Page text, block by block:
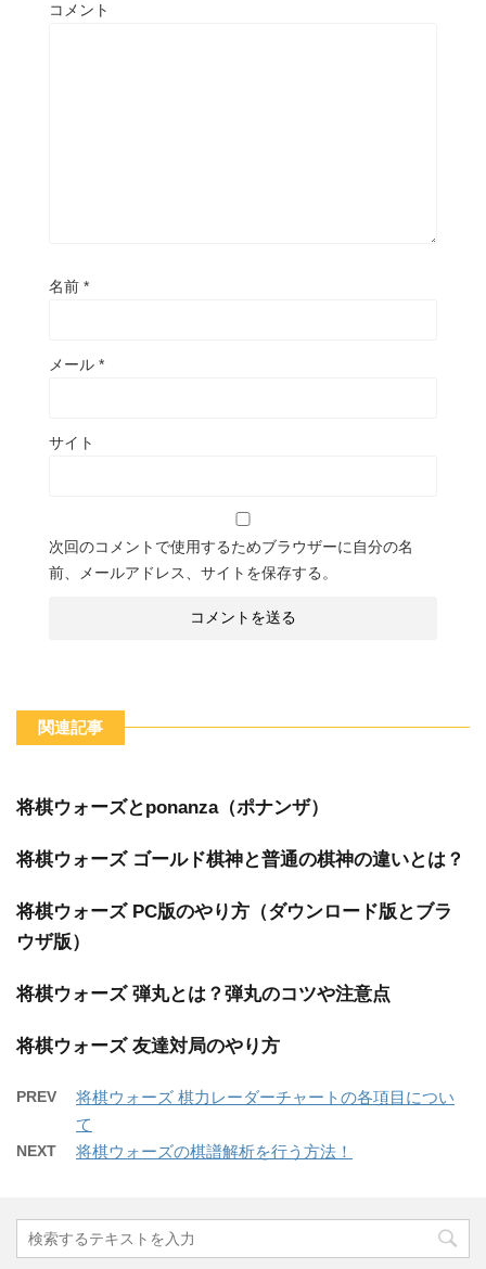
コメント
名前 *
メール *
サイト
次回のコメントで使用するためブラウザーに自分の名
前、メールアドレス、サイトを保存する。
関連記事
将棋ウォーズとponanza（ポナンザ）
将棋ウォーズ ゴールド棋神と普通の棋神の違いとは？
将棋ウォーズ PC版のやり方（ダウンロード版とブラ
ウザ版）
将棋ウォーズ 弾丸とは？弾丸のコツや注意点
将棋ウォーズ 友達対局のやり方
PREV
将棋ウォーズ 棋力レーダーチャートの各項目につい
て
NEXT 将棋ウォーズの棋譜解析を行う方法！